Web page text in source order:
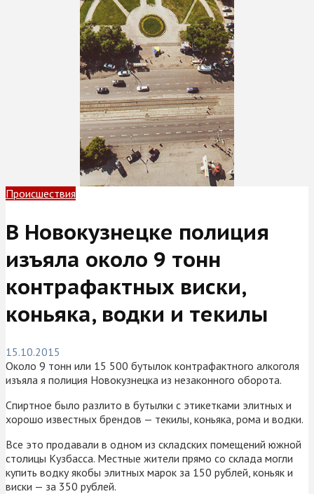
Происшествия
В Новокузнецке полиция
изъяла около 9 тонн
контрафактных виски,
коньяка, водки и текилы
15.10.2015
Около 9 тонн или 15 500 бутылок контрафактного алкоголя
изъяла я полиция Новокузнецка из незаконного оборота.
Спиртное было разлито в бутылки с этикетками элитных и
хорошо известных брендов — текилы, коньяка, рома и водки.
Все это продавали в одном из складских помещений южной
столицы Кузбасса. Местные жители прямо со склада могли
купить водку якобы элитных марок за 150 рублей, коньяк и
виски — за 350 рублей.